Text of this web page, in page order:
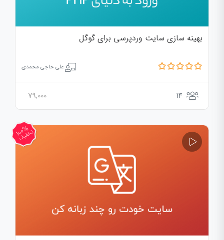
بهینه سازی سایت وردپرسی برای گوگل
علی حاجی محمدی
14
79,000
100%
تخفیف